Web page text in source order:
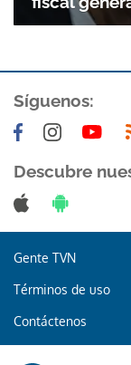
Gracias
Síguenos:
Descubre
Gente TVN
Términos de uso
Contáctenos